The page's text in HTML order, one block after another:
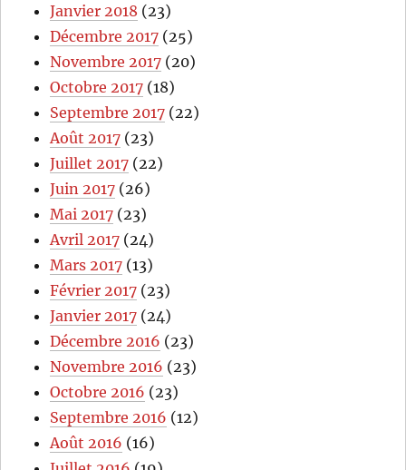
Janvier 2018 (23)
Décembre 2017 (25)
Novembre 2017 (20)
Octobre 2017 (18)
Septembre 2017 (22)
Août 2017 (23)
Juillet 2017 (22)
Juin 2017 (26)
Mai 2017 (23)
Avril 2017 (24)
Mars 2017 (13)
Février 2017 (23)
Janvier 2017 (24)
Décembre 2016 (23)
Novembre 2016 (23)
Octobre 2016 (23)
Septembre 2016 (12)
Août 2016 (16)